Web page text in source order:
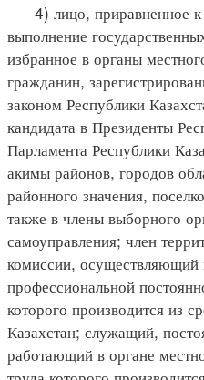
4) лицо, приравненное
выполнение
избранное в органы
гражданин,
законом Республики
кандидата в Президенты
Парламента Республики
акимы районов, городов
районного значения,
также в члены выборного
самоуправления; член
комиссии, осуществляющий
профессиональной
которого производится из
Казахстан; служащий,
работающий в органе